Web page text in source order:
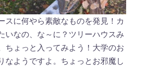
スに何やら素敵なものを発見！カ
いなの、な～に？ツリーハウスみ
ちょっと入ってみよう！大学のお
なようですよ。ちょっとお邪魔し